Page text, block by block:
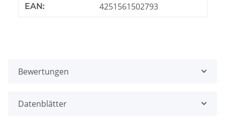
EAN: 4251561502793
Bewertungen
Datenblätter